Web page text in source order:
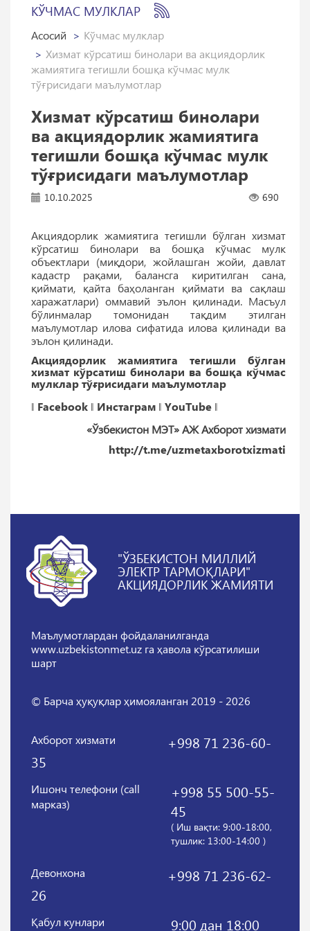
КЎЧМАС МУЛКЛАР
Асосий
Кўчмас мулклар
Хизмат кўрсатиш бинолари ва акциядорлик
жамиятига тегишли бошқа кўчмас мулк
тўғрисидаги маълумотлар
Хизмат кўрсатиш бинолари
ва акциядорлик жамиятига
тегишли бошқа кўчмас мулк
тўғрисидаги маълумотлар
10.10.2025 690
Акциядорлик жамиятига тегишли бўлган хизмат
кўрсатиш бинолари ва бошқа кўчмас мулк
объектлари (миқдори, жойлашган жойи, давлат
кадастр рақами, балансга киритилган сана,
қиймати, қайта баҳоланган қиймати ва сақлаш
харажатлари) оммавий эълон қилинади. Масъул
бўлинмалар томонидан тақдим этилган
маълумотлар илова сифатида илова қилинади ва
эълон қилинади.
Акциядорлик жамиятига тегишли бўлган
хизмат кўрсатиш бинолари ва бошқа кўчмас
мулклар тўғрисидаги маълумотлар
‖ Facebook ‖ Инстаграм ‖ YouTube ‖
«Ўзбекистон МЭТ» АЖ Ахборот хизмати
http://t.me/uzmetaxborotxizmati
"ЎЗБЕКИСТОН МИЛЛИЙ
ЭЛЕКТР ТАРМОҚЛАРИ"
АКЦИЯДОРЛИК ЖАМИЯТИ
Маълумотлардан фойдаланилганда
www.uzbekistonmet.uz га ҳавола кўрсатилиши
шарт
© Барча ҳуқуқлар ҳимояланган 2019 - 2026
Ахборот хизмати
+998 71 236-60-
35
Ишонч телефони (call
марказ)
+998 55 500-55-
45
( Иш вақти: 9:00-18:00,
тушлик: 13:00-14:00 )
Девонхона
+998 71 236-62-
26
Қабул кунлари 9:00 дан 18:00